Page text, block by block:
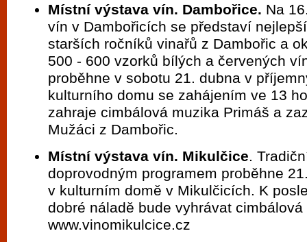
Místní výstava vín. Dambořice. Na
vín v Dambořicích se představí
starších ročníků vinařů z Dambořic a
500 - 600 vzorků bílých a červených
proběhne v sobotu 21. dubna v
kulturního domu se zahájením ve 13
zahraje cimbálová muzika Primáš a
Mužáci z Dambořic.
Místní výstava vín. Mikulčice.
doprovodným programem proběhne
v kulturním domě v Mikulčicích. K
dobré náladě bude vyhrávat cimbálová
www.vinomikulcice.cz